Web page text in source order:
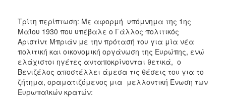
Τρίτη περίπτωση: Με αφορμή υπόμνημα της 1ης
Μαΐου 1930 που υπέβαλε ο Γάλλος πολιτικός
Αριστίντ Μπριάν με την πρότασή του για μία νέα
πολιτική και οικονομική οργάνωση της Ευρώπης, ενώ
ελάχιστοι ηγέτες ανταποκρίνονται θετικά, ο
Βενιζέλος αποστέλλει άμεσα τις θέσεις του για το
ζήτημα, οραματιζόμενος μια μελλοντική Ένωση των
Ευρωπαϊκών κρατών: